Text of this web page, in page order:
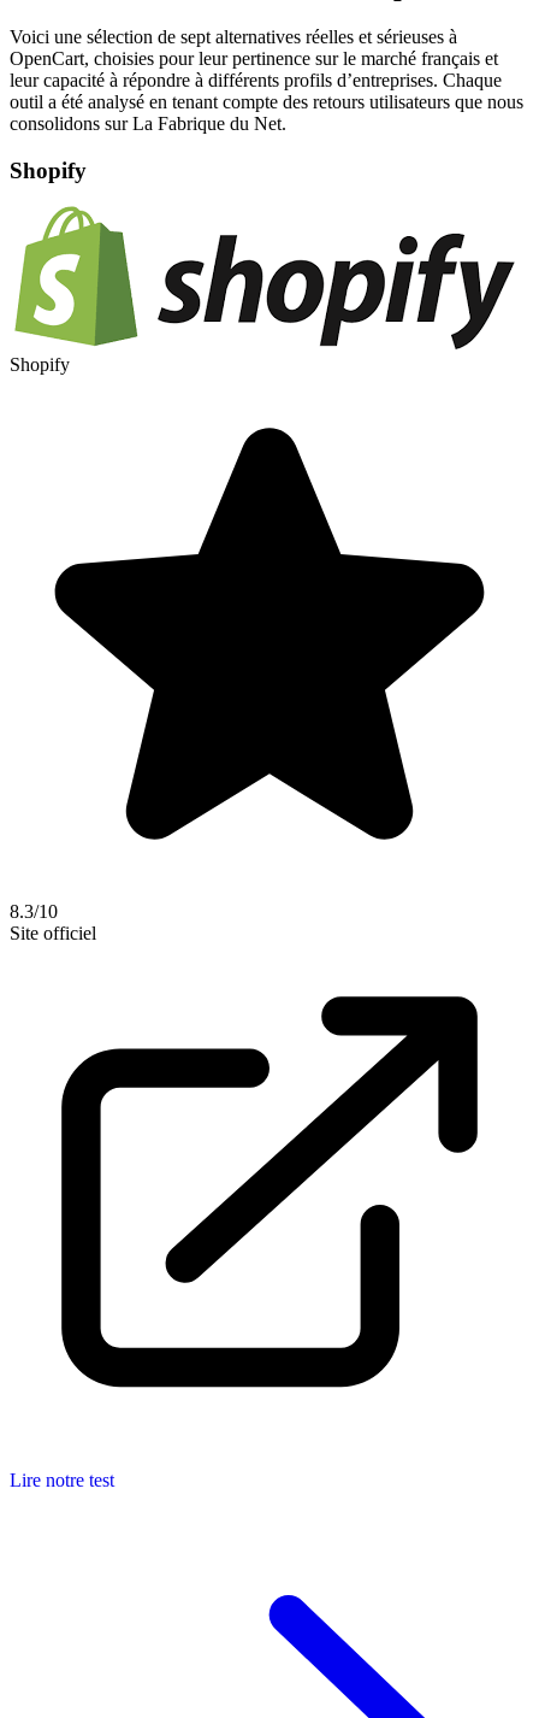
Voici une sélection de sept alternatives réelles et sérieuses à
OpenCart, choisies pour leur pertinence sur le marché français et
leur capacité à répondre à différents profils d’entreprises. Chaque
outil a été analysé en tenant compte des retours utilisateurs que nous
consolidons sur La Fabrique du Net.
Shopify
Shopify
8.3/10
Site officiel
Lire notre test